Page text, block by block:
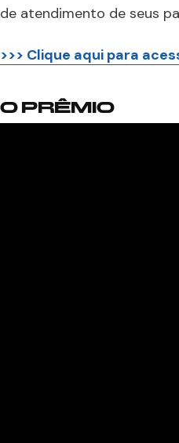
de atendimento de seus
>>> Clique aqui para
O PRÊMIO